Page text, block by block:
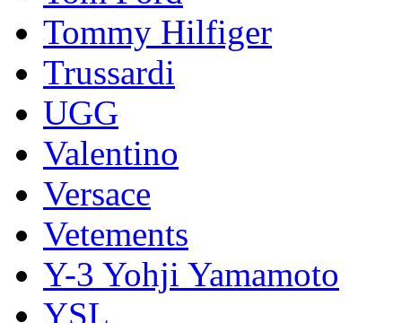
Tommy Hilfiger
Trussardi
UGG
Valentino
Versace
Vetements
Y-3 Yohji Yamamoto
YSL